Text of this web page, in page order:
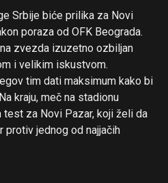
Srbije biće prilika za Novi
poraza od OFK Beograda.
zvezda izuzetno ozbiljan
i velikim iskustvom.
tim dati maksimum kako bi
kraju, meč na stadionu
za Novi Pazar, koji želi da
protiv jednog od najjačih